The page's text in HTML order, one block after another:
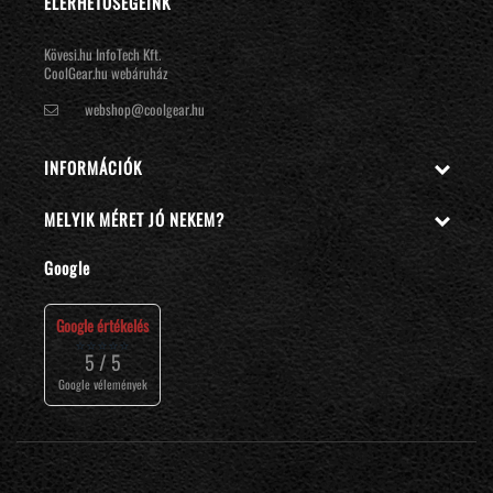
Kövesi.hu InfoTech Kft.
CoolGear.hu webáruház
webshop@coolgear.hu
INFORMÁCIÓK 
MELYIK MÉRET JÓ NEKEM? 
Google
Google értékelés
⭐⭐⭐⭐⭐
5 / 5
Google vélemények